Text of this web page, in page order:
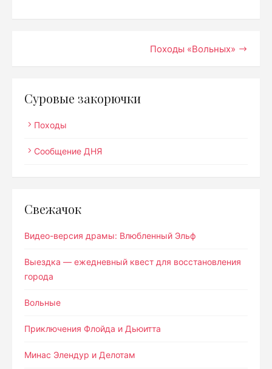
записям
Походы «Вольных»
Суровые закорючки
Походы
Сообщение ДНЯ
Свежачок
Видео-версия драмы: Влюбленный Эльф
Выездка — ежедневный квест для восстановления
города
Вольные
Приключения Флойда и Дьюитта
Минас Элендур и Делотам